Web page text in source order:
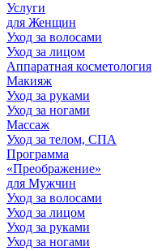
Услуги
для Женщин
Уход за волосами
Уход за лицом
Аппаратная косметология
Макияж
Уход за руками
Уход за ногами
Массаж
Уход за телом, СПА
Программа
«Преображение»
для Мужчин
Уход за волосами
Уход за лицом
Уход за руками
Уход за ногами